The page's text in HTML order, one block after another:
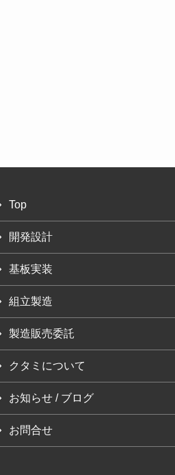
Top
開発設計
基板実装
組立製造
製造販売委託
クタミについて
お知らせ / ブログ
お問合せ